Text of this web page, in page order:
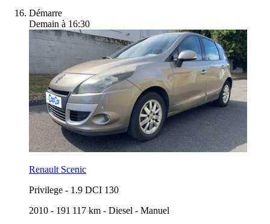
Démarre
Demain à 16:30
Renault Scenic
Privilege - 1.9 DCI 130
2010 - 191 117 km - Diesel - Manuel